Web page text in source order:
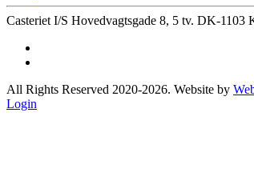
Casteriet I/S Hovedvagtsgade 8, 5 tv. DK-1103
All Rights Reserved 2020-2026. Website by
Login